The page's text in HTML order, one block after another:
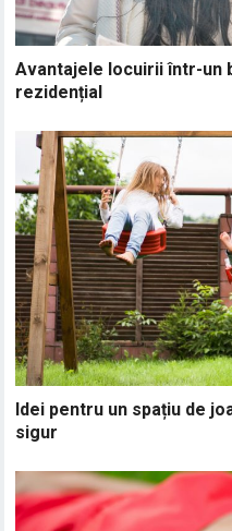
Avantajele locuirii într-un
rezidențial
Idei pentru un spațiu de
sigur